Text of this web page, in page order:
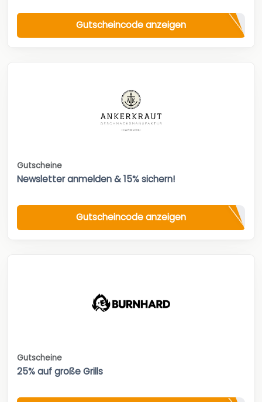
Gutscheincode anzeigen
Gutscheine
Newsletter anmelden & 15% sichern!
Gutscheincode anzeigen
Gutscheine
25% auf große Grills